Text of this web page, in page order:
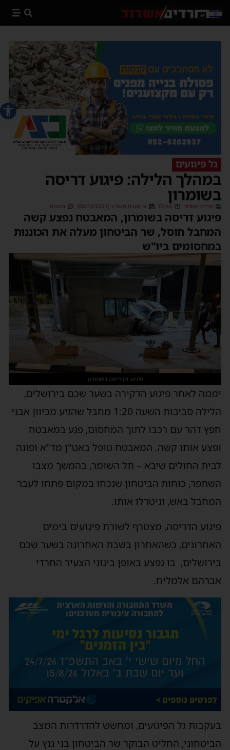
פתח
גל פיגועים
במהלך הלילה: פיגוע דריסה
בשומרון
חרדים אשדוד 09:44 ב׳ בטבת תשפ״ב (06/12/2021) תגובות
פיגוע דריסה בשומרון, המאבטח נפצע קשה
המחבל חוסל, שר הביטחון מעלה את הכוננות
במחסומים ביו"ש
פיגוע הדריסה בשומרון
יממה לאחר פיגוע הדקירה בשער שכם בירושלים,
הלילה סביבות השעה 1:20 מחבל שהגיע מכיוון אבני
חפץ דהר עם רכבו לתוך המחסום, פגע במאבטח
ופצע אותו קשה. המאבטח טופל באט"ן מד"א ופונה
לבית החולים שיבא – תל השומר, בהמשך מצבו
השתפר, כוחות הביטחון שנכחו במקום פתחו לעבר
המחבל באש, וניטרלו אותו.
פיגוע הדריסה, מצטרף לשורת פיגועים בימים
האחרונים, כשהאחרון בשבת האחרונה בשער שכם
בירושלים, בו נפצע באופן בינוני הצעיר החרדי
אברהם אלמליח.
בעקבות גל הפיגועים, ומחשש להדרדרות המצב
הביטחוני, החליט הבוקר שר הביטחון בני גנץ על